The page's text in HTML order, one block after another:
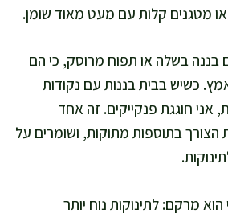
מטגנים קלות עם מעט מאוד שומן.
בננה בשלה או תפוח מרוסק, כי הם
כשיש בבית בננות עם נקודות
אני חוגגת פנקייקים. זה אחד
הצורך בתוספות מתוקות, ושומרים על
מרקם: לתינוקות נוח יותר